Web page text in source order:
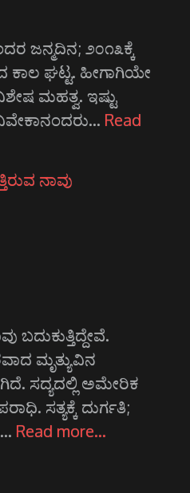
ಜನ್ಮದಿನ; ೨೦೧೩ಕ್ಕೆ
ಕಾಲ ಘಟ್ಟ. ಹೀಗಾಗಿಯೇ
ಮಹತ್ವ. ಇಷ್ಟು
Read
ನಾವು
ಮೃತ್ಯುವಿನ
ಸದ್ಯದಲ್ಲಿ ಅಮೇರಿಕ
ಸತ್ಯಕ್ಕೆ ದುರ್ಗತಿ;
Read more…